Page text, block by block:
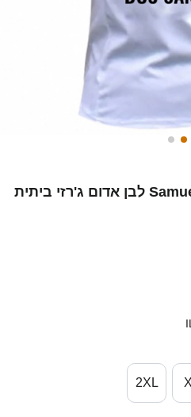
נשים Samuel Dos Santos #11 לבן אדום ג'רזי ביתית
2XL